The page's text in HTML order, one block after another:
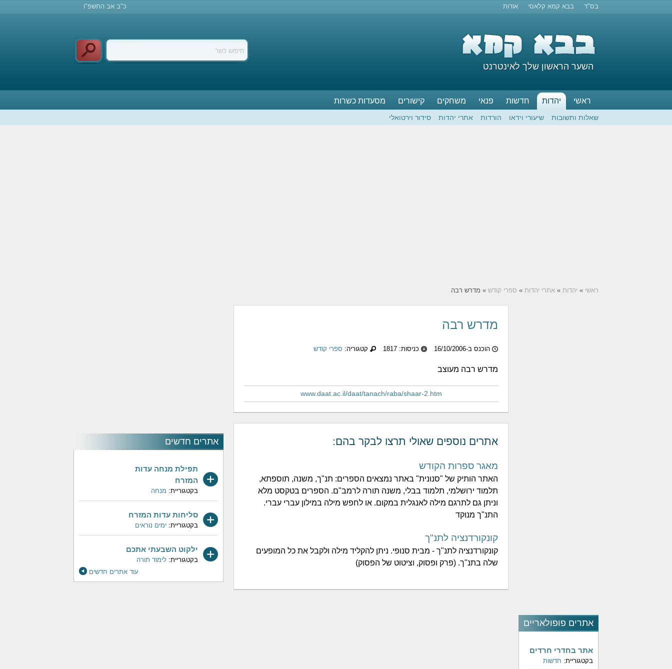
בס"ד בבא קמא קלאסי אודות כ"ב אב התשפ"ו
השער הראשון שלך לאינטרנט
ראשי יהדות חדשות פנאי משחקים קישורים מסעדות כשרות
שאלות ותשובות שיעורי וידאו הורדות אתרי יהדות סידור וירטואלי
ראשי » יהדות » אתרי יהדות » ספרי קודש » מדרש רבה
אתרים פופולאריים
אתר בחדרי חרדים
בקטגוריית: חדשות
אתרים חדשים
תפילת מנחה עדות
המזרח
בקטגוריית: מנחה
סליחות עדות המזרח
בקטגוריית: ימים נוראים
ילקוט השבעתי אתכם
בקטגוריית: לימוד תורה
עוד אתרים חדשים
מדרש רבה
הוכנס ב-16/10/2006 כניסות: 1817 קטגוריה: ספרי קודש
מדרש רבה מעוצב
www.daat.ac.il/daat/tanach/raba/shaar-2.htm
אתרים נוספים שאולי תרצו לבקר בהם:
מאגר ספרות הקודש
האתר הותיק של "סנונית" באתר נמצאים הספרים: תנ"ך, משנה, תוספתא,
תלמוד ירושלמי, תלמוד בבלי, משנה תורה לרמב"ם. הספרים בטקסט מלא
וניתן גם לתרגם מילה לאנגלית במקום. או לחפש מילה במילון עברי עברי.
התנ"ך מנוקד
קונקורדנציה לתנ"ך
קונקורדנציה לתנ"ך - מבית סנופי. ניתן להקליד מילה ולקבל את כל המופעים
שלה בתנ"ך. (פרק ופסוק, וציטוט של הפסוק)